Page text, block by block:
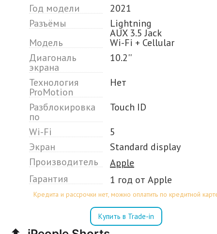
Год модели
2021
Разъёмы
Lightning
AUX 3.5 Jack
Модель
Wi-Fi + Cellular
Диагональ
экрана
10.2''
Технология
ProMotion
Нет
Разблокировка
по
Touch ID
Wi-Fi
5
Экран
Standard display
Производитель
Apple
Гарантия
1 год от Apple
Кредита и рассрочки нет, можно оплатить по кредитной
Купить в Trade-in